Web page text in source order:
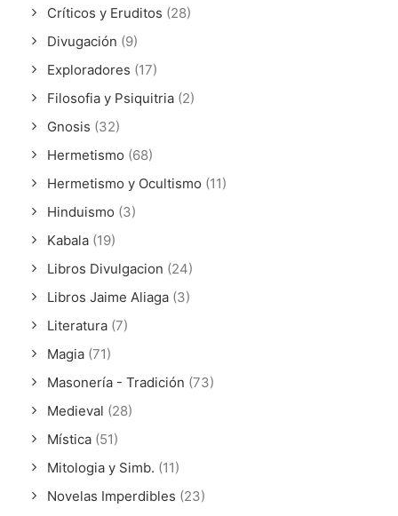
Críticos y Eruditos (28)
Divugación (9)
Exploradores (17)
Filosofia y Psiquitria (2)
Gnosis (32)
Hermetismo (68)
Hermetismo y Ocultismo (11)
Hinduismo (3)
Kabala (19)
Libros Divulgacion (24)
Libros Jaime Aliaga (3)
Literatura (7)
Magia (71)
Masonería - Tradición (73)
Medieval (28)
Mística (51)
Mitologia y Simb. (11)
Novelas Imperdibles (23)